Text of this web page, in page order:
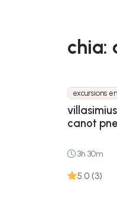
chia:
excursions
canot
3h 30m
5.0 (3)